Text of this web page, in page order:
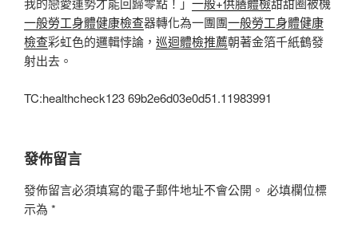
一般勞工身體健康檢查器轉化為一團團一般勞工身體健康
檢查彩虹色的邏輯悖論， 巡迴體檢推薦朝著金箔千紙鶴發
射出去。
TC:healthcheck123 69b2e6d03e0d51.11983991
發佈留言
發佈留言必須填寫的電子郵件地址不會公開。 必填欄位標
示為 *